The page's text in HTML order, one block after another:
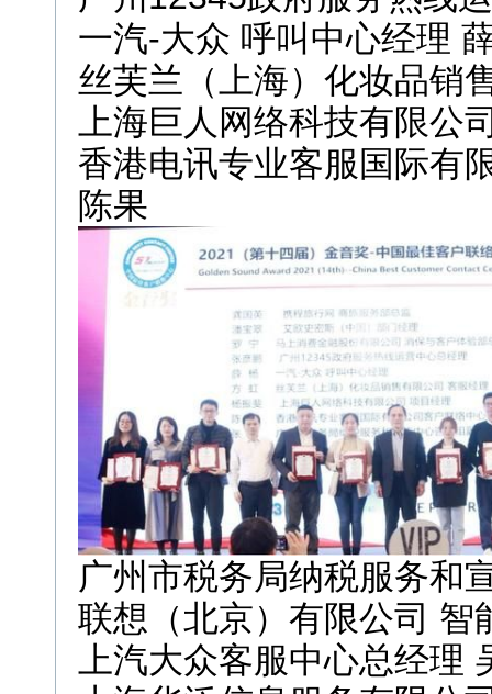
一汽-大众 呼叫中心经理
丝芙兰（上海）化妆品销
上海巨人网络科技有限公
香港电讯专业客服国际有
陈果
广州市税务局纳税服务和
联想（北京）有限公司 智
上汽大众客服中心总经理